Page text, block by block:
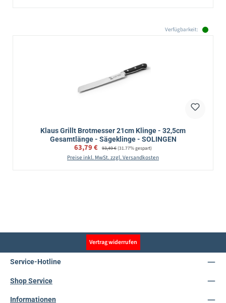
Verfügbarkeit:
Klaus Grillt Brotmesser 21cm Klinge - 32,5cm
Gesamtlänge - Sägeklinge - SOLINGEN
Verkaufspreis:
63,79 € Regulärer Preis:
93,49 €(31.77% gespart)
Preise inkl. MwSt. zzgl. Versandkosten
Vertrag widerrufen
Service-Hotline
Shop Service
Informationen